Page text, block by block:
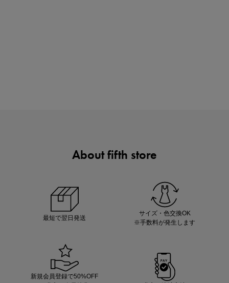
About fifth store
最短で翌日発送
サイズ・色交換OK
※手数料が発生します
新規会員登録で50%OFF